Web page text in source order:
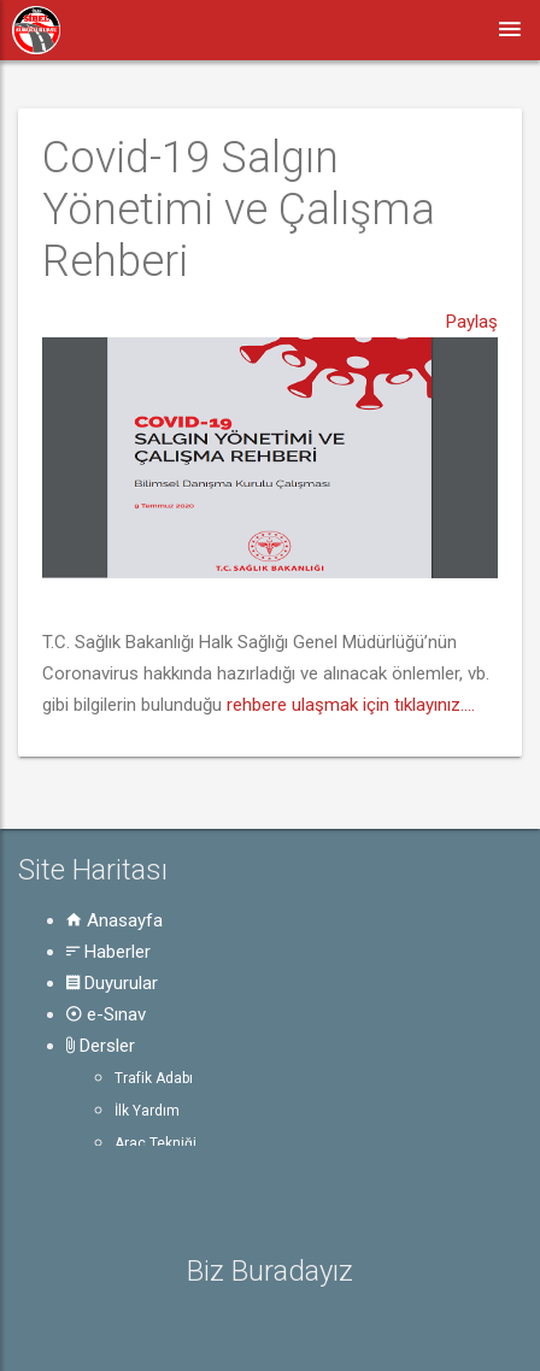
Covid-19 Salgın
Yönetimi ve Çalışma
Rehberi
Paylaş
T.C. Sağlık Bakanlığı Halk Sağlığı Genel Müdürlüğü’nün
Coronavirus hakkında hazırladığı ve alınacak önlemler, vb.
gibi bilgilerin bulunduğu rehbere ulaşmak için tıklayınız….
Site Haritası
Anasayfa
Haberler
Duyurular
e-Sınav
Dersler
Trafik Adabı
İlk Yardım
Araç Tekniği
Sürücü BelgeleriBiz Buradayız